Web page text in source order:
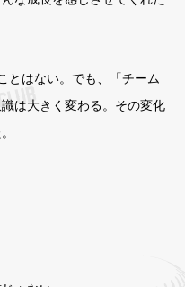
とはない。でも、「チーム
は大きく変わる。その変化